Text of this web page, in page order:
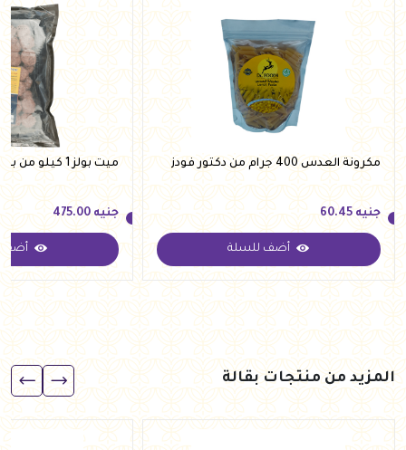
مكرونة العدس 400 جرام من دكتور فودز
جنيه
جنيه 60.45
أضف للسلة
ميت بولز 1 كيلو من بووم ميت
جنيه
جنيه 475.00
أضف
المزيد من منتجات بقالة